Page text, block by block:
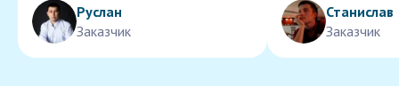
Руслан
Заказчик
Станислав
Заказчик